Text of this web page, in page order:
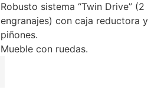
Robusto sistema “Twin Drive” (2
engranajes) con caja reductora y
piñones.
Mueble con ruedas.